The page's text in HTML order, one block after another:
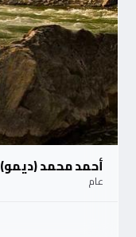
أحمد محمد (ديمو)
عام